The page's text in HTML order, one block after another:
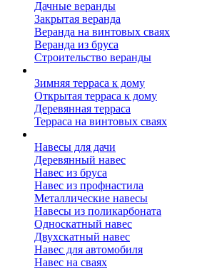
Дачные веранды
Закрытая веранда
Веранда на винтовых сваях
Веранда из бруса
Строительство веранды
Зимняя терраса к дому
Открытая терраса к дому
Деревянная терраса
Терраса на винтовых сваях
Навесы для дачи
Деревянный навес
Навес из бруса
Навес из профнастила
Металлические навесы
Навесы из поликарбоната
Односкатный навес
Двухскатный навес
Навес для автомобиля
Навес на сваях